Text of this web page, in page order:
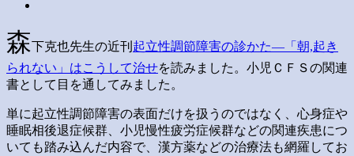
森下克也先生の近刊 起立性調節障害の診かた―「朝,起き
られない」はこうして治せを読みました。小児ＣＦＳの関連
書として目を通してみました。
単に起立性調節障害の表面だけを扱うのではなく、心身症や
睡眠相後退症候群、小児慢性疲労症候群などの関連疾患につ
いても踏み込んだ内容で、漢方薬などの治療法も網羅してお